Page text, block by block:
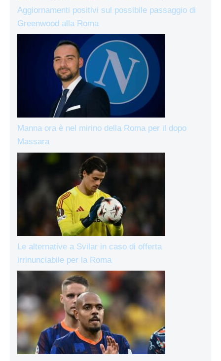
Aggiornamenti positivi sul possibile passaggio di
Greenwood alla Roma
Manna ora è nel mirino della Roma per il dopo
Massara
Le alternative a Svilar in caso di offerta
irrinunciabile per la Roma